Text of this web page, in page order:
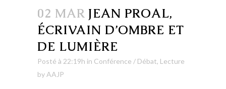
02 MAR JEAN PROAL,
ÉCRIVAIN D’OMBRE ET
DE LUMIÈRE
Posté à 22:19h in Conférence / Débat, Lecture
by AAJP